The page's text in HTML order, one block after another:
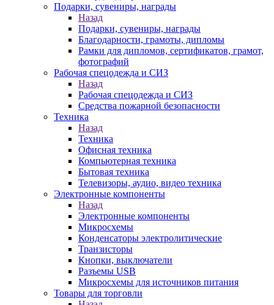
Подарки, сувениры, награды
Назад
Подарки, сувениры, награды
Благодарности, грамоты, дипломы
Рамки для дипломов, сертификатов, грамот,
фотографий
Рабочая спецодежда и СИЗ
Назад
Рабочая спецодежда и СИЗ
Средства пожарной безопасности
Техника
Назад
Техника
Офисная техника
Компьютерная техника
Бытовая техника
Телевизоры, аудио, видео техника
Электронные компоненты
Назад
Электронные компоненты
Микросхемы
Конденсаторы электролитические
Транзисторы
Кнопки, выключатели
Разъемы USB
Микросхемы для источников питания
Товары для торговли